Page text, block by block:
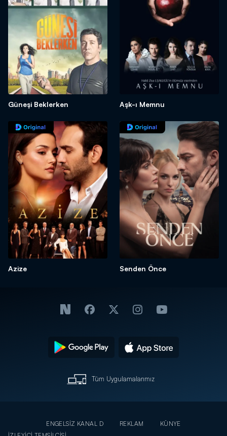
Güneşi Beklerken Aşk-ı Memnu
Azize Senden Önce
Tüm Uygulamalarımız
ENGELSİZ KANAL D REKLAM
KÜNYE